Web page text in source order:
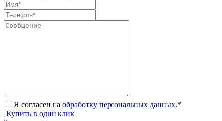
Я согласен на обработку персональных данных.*
Купить в один клик